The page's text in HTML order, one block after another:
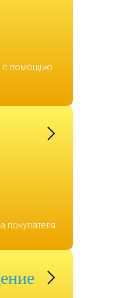
с помощью
покупателя